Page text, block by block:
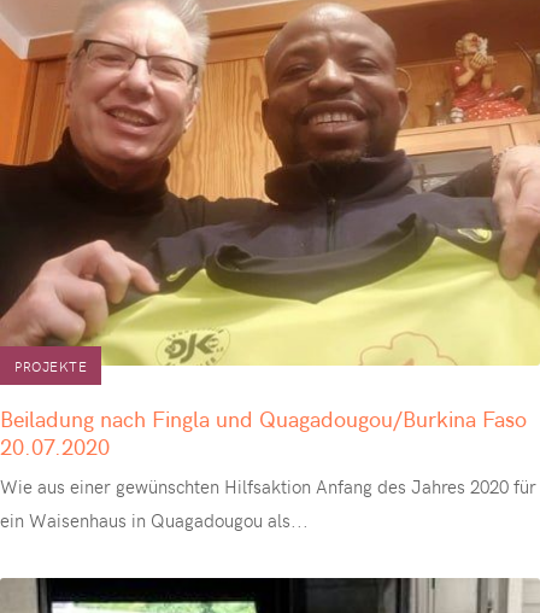
PROJEKTE
Beiladung nach Fingla und Quagadougou/Burkina Faso
20.07.2020
Wie aus einer gewünschten Hilfsaktion Anfang des Jahres 2020 für
ein Waisenhaus in Quagadougou als...